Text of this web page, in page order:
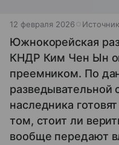
12 февраля 2026
Южнокорейская
КНДР Ким Чен Ын
преемником. По
разведывательной
наследника
том, стоит ли
вообще передают